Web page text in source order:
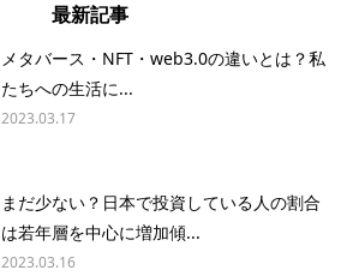
最新記事
メタバース・NFT・web3.0の違いとは？私
たちへの生活に...
2023.03.17
まだ少ない？日本で投資している人の割合
は若年層を中心に増加傾...
2023.03.16